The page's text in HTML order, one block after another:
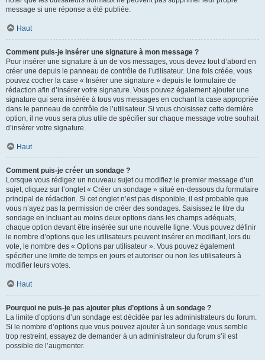
message si une réponse a été publiée.
Haut
Comment puis-je insérer une signature à mon message ?
Pour insérer une signature à un de vos messages, vous devez tout d’abord en
créer une depuis le panneau de contrôle de l’utilisateur. Une fois créée, vous
pouvez cocher la case « Insérer une signature » depuis le formulaire de
rédaction afin d’insérer votre signature. Vous pouvez également ajouter une
signature qui sera insérée à tous vos messages en cochant la case appropriée
dans le panneau de contrôle de l’utilisateur. Si vous choisissez cette dernière
option, il ne vous sera plus utile de spécifier sur chaque message votre souhait
d’insérer votre signature.
Haut
Comment puis-je créer un sondage ?
Lorsque vous rédigez un nouveau sujet ou modifiez le premier message d’un
sujet, cliquez sur l’onglet « Créer un sondage » situé en-dessous du formulaire
principal de rédaction. Si cet onglet n’est pas disponible, il est probable que
vous n’ayez pas la permission de créer des sondages. Saisissez le titre du
sondage en incluant au moins deux options dans les champs adéquats,
chaque option devant être insérée sur une nouvelle ligne. Vous pouvez définir
le nombre d’options que les utilisateurs peuvent insérer en modifiant, lors du
vote, le nombre des « Options par utilisateur ». Vous pouvez également
spécifier une limite de temps en jours et autoriser ou non les utilisateurs à
modifier leurs votes.
Haut
Pourquoi ne puis-je pas ajouter plus d’options à un sondage ?
La limite d’options d’un sondage est décidée par les administrateurs du forum.
Si le nombre d’options que vous pouvez ajouter à un sondage vous semble
trop restreint, essayez de demander à un administrateur du forum s’il est
possible de l’augmenter.